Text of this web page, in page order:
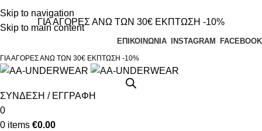
Skip to navigation
Skip to main content
Τηλεφωνικές παραγγελίες 23210 97300
ΓΙΑ ΑΓΟΡΕΣ ΑΝΩ ΤΩΝ 30€ ΕΚΠΤΩΣΗ -10%
ΕΠΙΚΟΙΝΩΝΙΑ INSTAGRAM FACEBOOK
ΓΙΑ ΑΓΟΡΕΣ ΑΝΩ ΤΩΝ 30€ ΕΚΠΤΩΣΗ -10%
ΣΥΝΔΕΣΗ / ΕΓΓΡΑΦΗ
0
0 items €0.00